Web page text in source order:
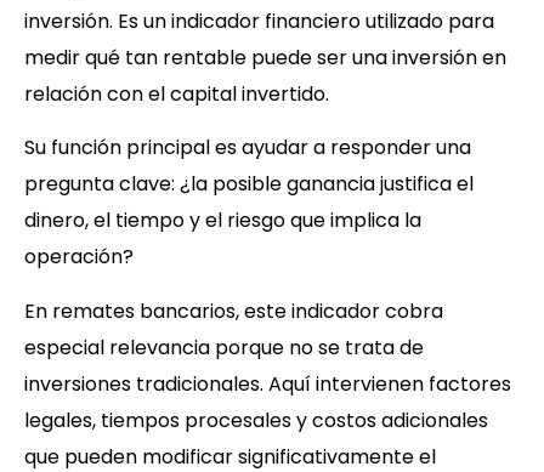
inversión. Es un indicador financiero utilizado para
medir qué tan rentable puede ser una inversión en
relación con el capital invertido.
Su función principal es ayudar a responder una
pregunta clave: ¿la posible ganancia justifica el
dinero, el tiempo y el riesgo que implica la
operación?
En remates bancarios, este indicador cobra
especial relevancia porque no se trata de
inversiones tradicionales. Aquí intervienen factores
legales, tiempos procesales y costos adicionales
que pueden modificar significativamente el